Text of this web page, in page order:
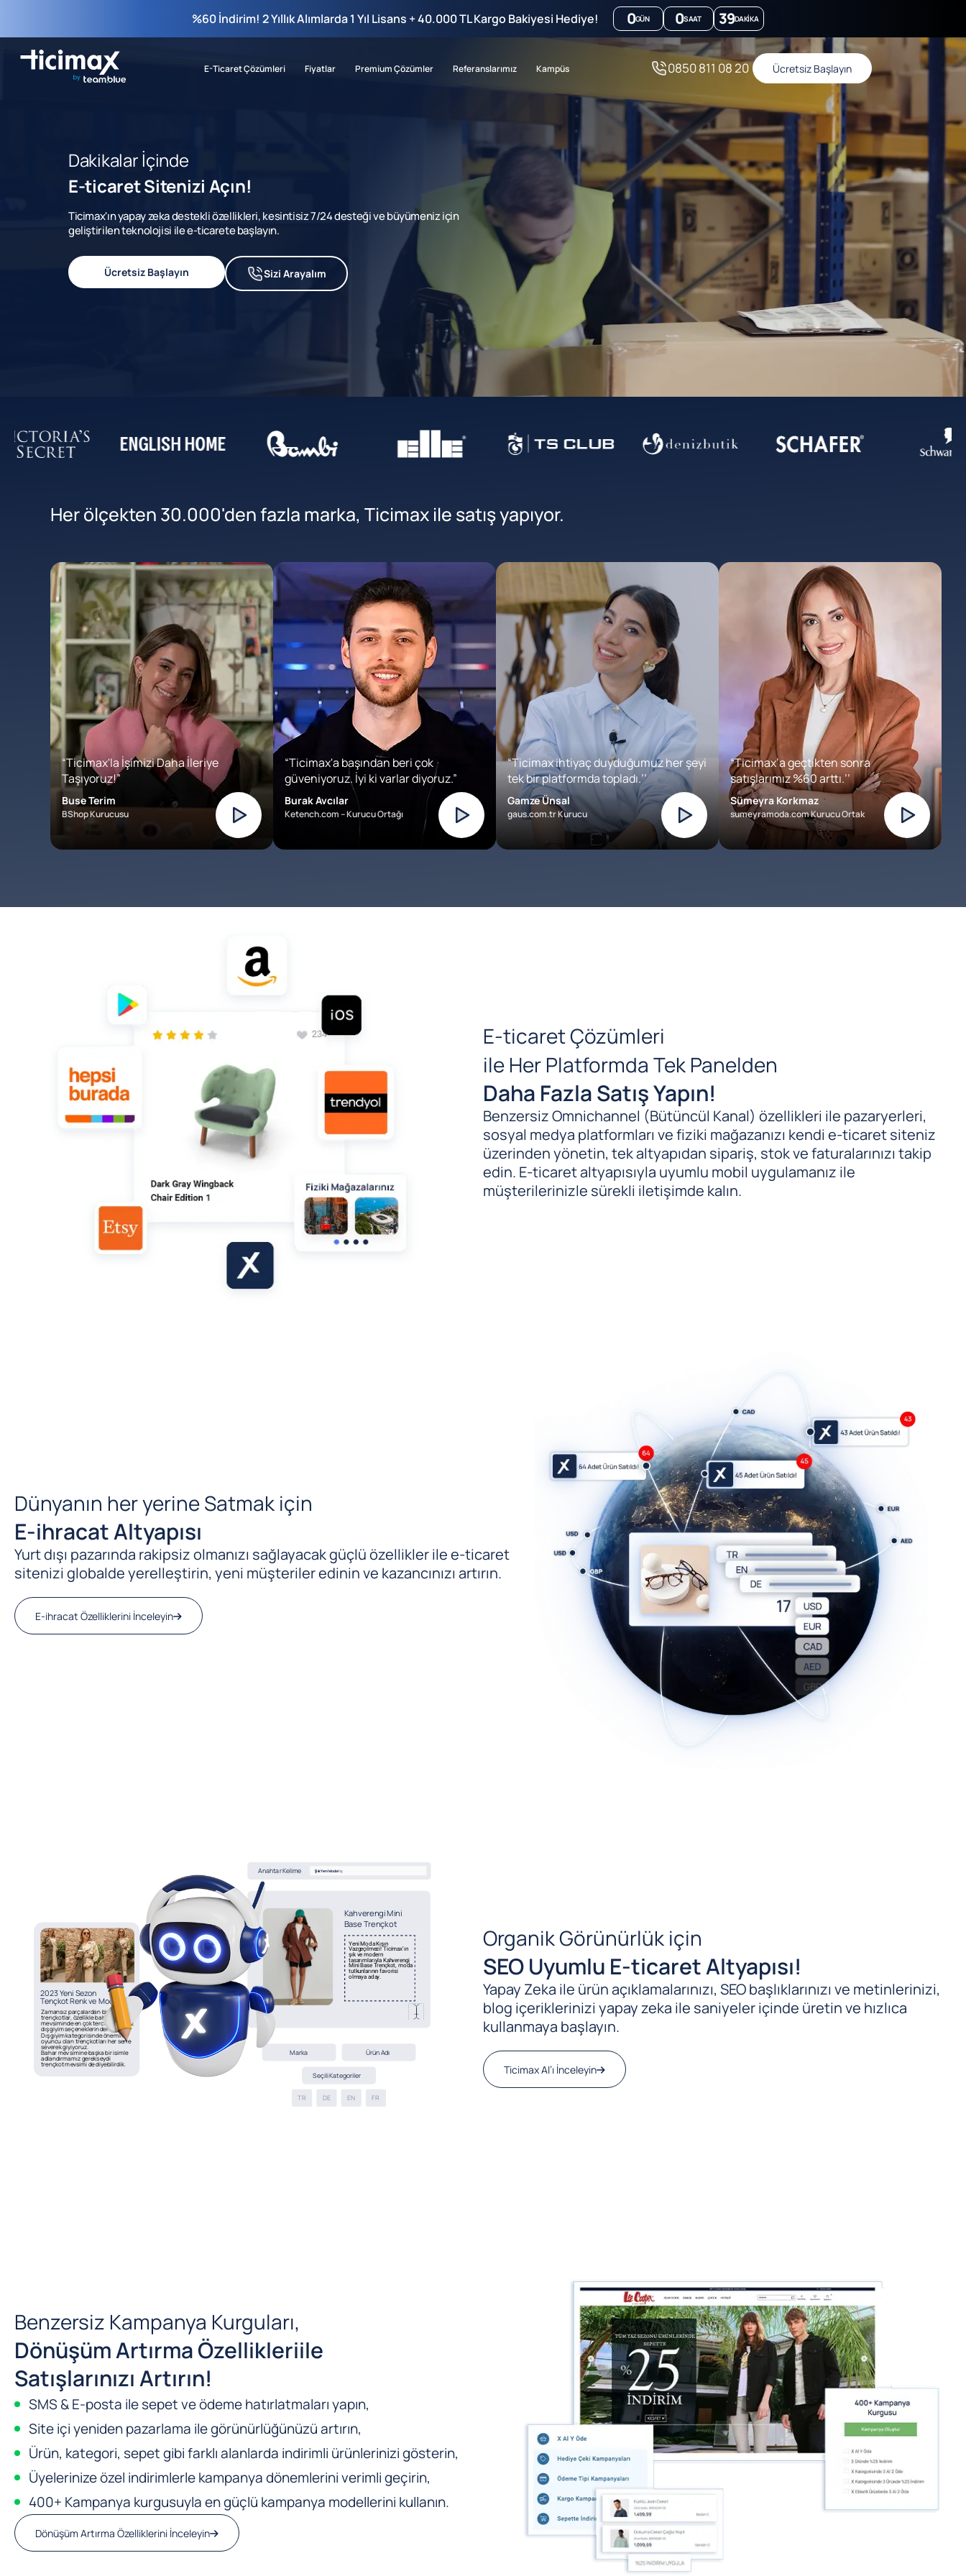
%60 İndirim! 2 Yıllık Alımlarda 1 Yıl Lisans + 40.000 TL Kargo Bakiyesi Hediye! 0GÜN 0SAAT 39DAKIKA
E-Ticaret Çözümleri Fiyatlar Premium Çözümler Referanslarımız Kampüs 0850 811 08 20 Ücretsiz Başlayın
Dakikalar İçinde
E-ticaret Sitenizi Açın!
Ticimax'ın yapay zeka destekli özellikleri, kesintisiz 7/24 desteği ve büyümeniz için
geliştirilen teknolojisi ile e-ticarete başlayın.
Ücretsiz Başlayın Sizi Arayalım
Her ölçekten 30.000'den fazla marka, Ticimax ile satış yapıyor.
“Ticimax'la İşimizi Daha İleriye
Taşıyoruz!”
Buse Terim
BShop Kurucusu
“Ticimax'a başından beri çok
güveniyoruz. İyi ki varlar diyoruz.”
Burak Avcılar
Ketench.com – Kurucu Ortağı
“Ticimax ihtiyaç duyduğumuz her şeyi
tek bir platformda topladı.’’
Gamze Ünsal
gaus.com.tr Kurucu
“Ticimax’a geçtikten sonra
satışlarımız %60 arttı.’’
Sümeyra Korkmaz
sumeyramoda.com Kurucu Ortak
E-ticaret Çözümleri
ile Her Platformda Tek Panelden
Daha Fazla Satış Yapın!
Benzersiz Omnichannel (Bütüncül Kanal) özellikleri ile pazaryerleri,
sosyal medya platformları ve fiziki mağazanızı kendi e-ticaret siteniz
üzerinden yönetin, tek altyapıdan sipariş, stok ve faturalarınızı takip
edin. E-ticaret altyapısıyla uyumlu mobil uygulamanız ile
müşterilerinizle sürekli iletişimde kalın.
Dünyanın her yerine Satmak için
E-ihracat Altyapısı
Yurt dışı pazarında rakipsiz olmanızı sağlayacak güçlü özellikler ile e-ticaret
sitenizi globalde yerelleştirin, yeni müşteriler edinin ve kazancınızı artırın.
E-ihracat Özelliklerini İnceleyin
Organik Görünürlük için
SEO Uyumlu E-ticaret Altyapısı!
Yapay Zeka ile ürün açıklamalarınızı, SEO başlıklarınızı ve metinlerinizi,
blog içeriklerinizi yapay zeka ile saniyeler içinde üretin ve hızlıca
kullanmaya başlayın.
Ticimax AI’ı İnceleyin
Benzersiz Kampanya Kurguları,
Dönüşüm Artırma Özellikleriile
Satışlarınızı Artırın!
SMS & E-posta ile sepet ve ödeme hatırlatmaları yapın,
Site içi yeniden pazarlama ile görünürlüğünüzü artırın,
Ürün, kategori, sepet gibi farklı alanlarda indirimli ürünlerinizi gösterin,
Üyelerinize özel indirimlerle kampanya dönemlerini verimli geçirin,
400+ Kampanya kurgusuyla en güçlü kampanya modellerini kullanın.
Dönüşüm Artırma Özelliklerini İnceleyin